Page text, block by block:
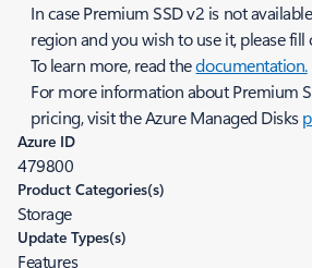
In case Premium SSD v2 is not
region and you wish to use it, please fill
To learn more, read thedocumentation.
For more information about Premium
pricing, visit the Azure Managed Disks
Azure ID
479800
Product Categories(s)
Storage
Update Types(s)
Features